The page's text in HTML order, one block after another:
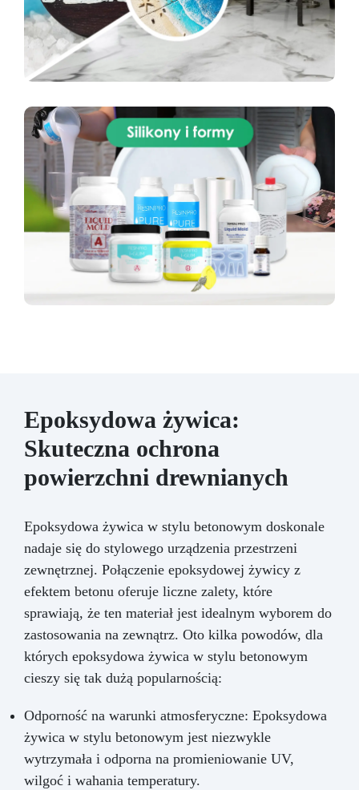
Epoksydowa żywica:
Skuteczna ochrona
powierzchni drewnianych
Epoksydowa żywica w stylu betonowym doskonale
nadaje się do stylowego urządzenia przestrzeni
zewnętrznej. Połączenie epoksydowej żywicy z
efektem betonu oferuje liczne zalety, które
sprawiają, że ten materiał jest idealnym wyborem do
zastosowania na zewnątrz. Oto kilka powodów, dla
których epoksydowa żywica w stylu betonowym
cieszy się tak dużą popularnością:
Odporność na warunki atmosferyczne: Epoksydowa
żywica w stylu betonowym jest niezwykle
wytrzymała i odporna na promieniowanie UV,
wilgoć i wahania temperatury.